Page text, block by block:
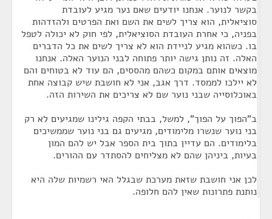
בקשר לנוער. אנחנו יודעים שאם נער מגיע לעובדת
סוציאלית, הוא צריך לשים את השם ואת הפרטים ולהזדהות
בפניה, כי אחרת העובדת הסוציאלית, לפי חוק לא יכולה לטפל
בו. כשהוא מגיע לניידת הוא לא צריך לשים את כל הדברים
האלה. זה נותן גישה יותר פתוחה לבני הנוער האלה. אנחנו
מוצאים אותם במקום כשהם מהססים, הם עוד לא בטוחים והם
לא יילכו לממסד. דרך אגב, אני לא חושבת שיש קבוצה אחת
באוכלוסייה שבני נוער שם לא צריכים את השירות הזה.
ב"הפוך על הפוך", למשל, בבתי הקפה גילינו שמגיעים לא רק
בני נוער שנשרו מלימודים, מגיעים גם בני נוער שממשיכים
בלימודים. הם עדיין בתוך בית הספר אבל יש להם המון
בעיות, ביניהן שהם לא מצליחים להסתדר עם ההורים.
לכן אני חושבת שזאת מערכת שבגלל האי רשמיות שלה היא
נותנת פתרונות שאין להם חלופה.